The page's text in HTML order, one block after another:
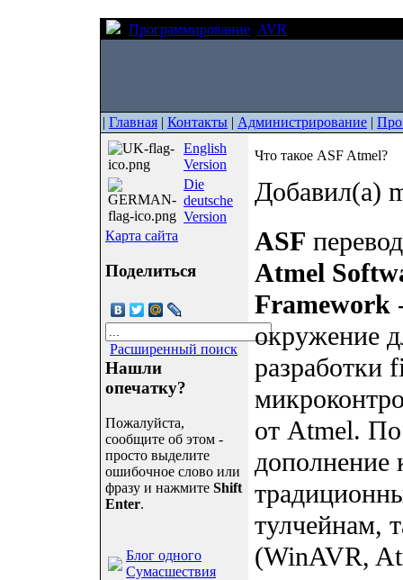
Программирование AVR
| Главная | Контакты | Администрирование |
English
Version
Die
deutsche
Version
Карта сайта
Поделиться
Расширенный поиск
Нашли
опечатку?
Пожалуйста,
сообщите об этом -
просто выделите
ошибочное слово или
фразу и нажмите Shift
Enter.
Блог одного
Сумасшествия
Что такое ASF Atmel?
Добавил(а)
ASF
Atmel
Framework
окружение
разработки
от Atmel. По
дополнение
тулчейнам,
(WinAVR,